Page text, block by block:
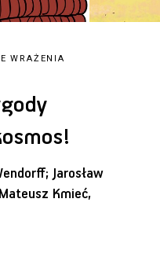
WRAŻENIA
Jarosław
Kmieć,